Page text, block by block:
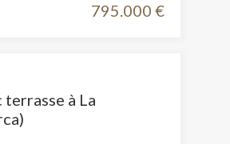
795.000 €
à La